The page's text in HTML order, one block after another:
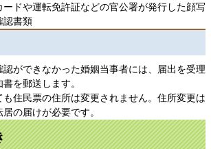
ードや運転免許証などの官公署が発行した顔写
認書類
認ができなかった婚姻当事者には、届出を受理
を郵送します。
も住民票の住所は変更されません。住所変更は
の届けが必要です。